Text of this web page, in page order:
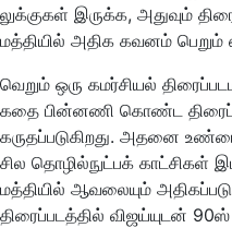
லுக்குகள் இருக்க, அதுவும்
மத்தியில் அதிக கவனம் பெறும்
வெறும் ஒரு கமர்சியல்
கதை பின்னணி கொண்ட
கருதப்படுகிறது. அதனை
சில தொழில்நுட்பக் காட்சிகள்
மத்தியில் ஆவலையும்
திரைப்படத்தில் விஜய்யுடன் 90ஸ்